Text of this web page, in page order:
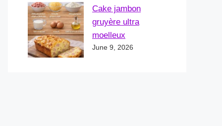
Cake jambon
gruyère ultra
moelleux
June 9, 2026